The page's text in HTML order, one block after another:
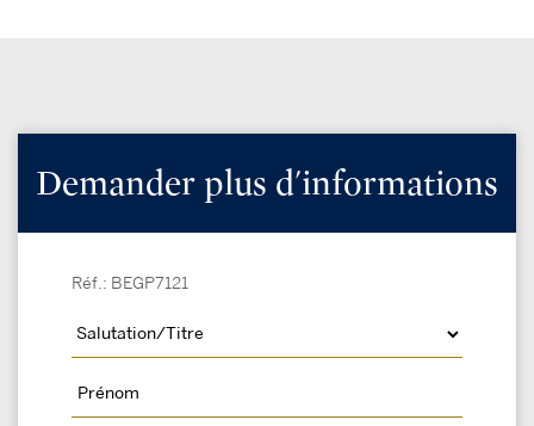
Demander plus d'informations
Réf.: BEGP7121